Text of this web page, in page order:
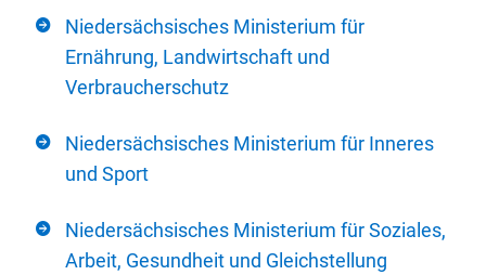
Niedersächsisches Ministerium für
Ernährung, Landwirtschaft und
Verbraucherschutz
Niedersächsisches Ministerium für Inneres
und Sport
Niedersächsisches Ministerium für Soziales,
Arbeit, Gesundheit und Gleichstellung